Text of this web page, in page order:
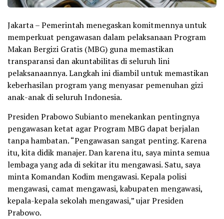
Jakarta – Pemerintah menegaskan komitmennya untuk
memperkuat pengawasan dalam pelaksanaan Program
Makan Bergizi Gratis (MBG) guna memastikan
transparansi dan akuntabilitas di seluruh lini
pelaksanaannya. Langkah ini diambil untuk memastikan
keberhasilan program yang menyasar pemenuhan gizi
anak-anak di seluruh Indonesia.
Presiden Prabowo Subianto menekankan pentingnya
pengawasan ketat agar Program MBG dapat berjalan
tanpa hambatan. “Pengawasan sangat penting. Karena
itu, kita didik manajer. Dan karena itu, saya minta semua
lembaga yang ada di sekitar itu mengawasi. Satu, saya
minta Komandan Kodim mengawasi. Kepala polisi
mengawasi, camat mengawasi, kabupaten mengawasi,
kepala-kepala sekolah mengawasi,” ujar Presiden
Prabowo.